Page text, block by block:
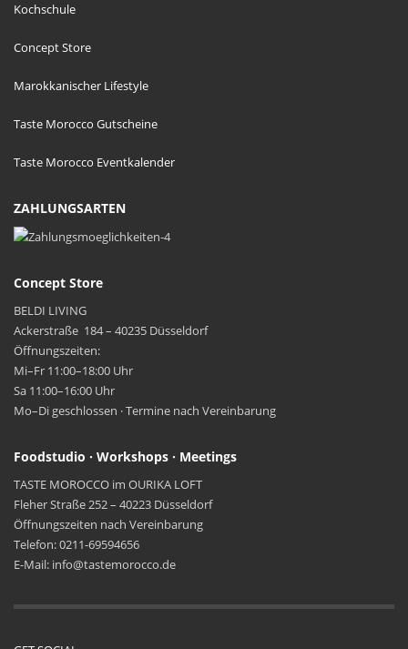
Kochschule
Concept Store
Marokkanischer Lifestyle
Taste Morocco Gutscheine
Taste Morocco Eventkalender
ZAHLUNGSARTEN
Concept Store
BELDI LIVING
Ackerstraße 184 – 40235 Düsseldorf
Öffnungszeiten:
Mi–Fr 11:00–18:00 Uhr
Sa 11:00–16:00 Uhr
Mo–Di geschlossen · Termine nach Vereinbarung
Foodstudio · Workshops · Meetings
TASTE MOROCCO im OURIKA LOFT
Fleher Straße 252 – 40223 Düsseldorf
Öffnungszeiten nach Vereinbarung
Telefon: 0211-69594656
E-Mail: info@tastemorocco.de